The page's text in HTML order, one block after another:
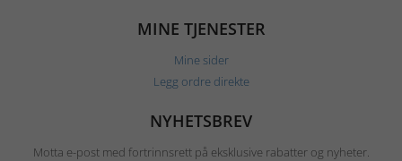
MINE TJENESTER
Mine sider
Legg ordre direkte
NYHETSBREV
Motta e-post med fortrinnsrett på eksklusive rabatter og nyheter.